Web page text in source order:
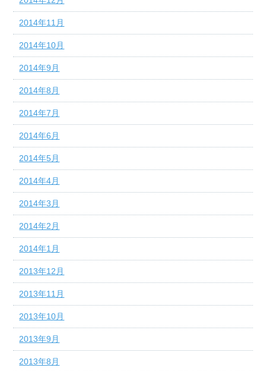
2014年11月
2014年10月
2014年9月
2014年8月
2014年7月
2014年6月
2014年5月
2014年4月
2014年3月
2014年2月
2014年1月
2013年12月
2013年11月
2013年10月
2013年9月
2013年8月